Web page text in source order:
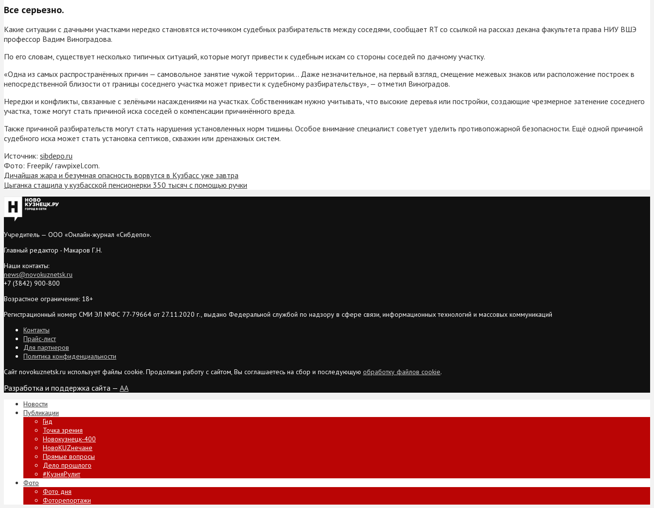
Все серьезно.
Какие ситуации с дачными участками нередко становятся источником судебных разбирательств между соседями, сообщает RT со ссылкой на рассказ декана факультета права НИУ ВШЭ
профессор Вадим Виноградова.
По его словам, существует несколько типичных ситуаций, которые могут привести к судебным искам со стороны соседей по дачному участку.
«Одна из самых распространённых причин — самовольное занятие чужой территории… Даже незначительное, на первый взгляд, смещение межевых знаков или расположение построек в
непосредственной близости от границы соседнего участка может привести к судебному разбирательству», — отметил Виноградов.
Нередки и конфликты, связанные с зелёными насаждениями на участках. Собственникам нужно учитывать, что высокие деревья или постройки, создающие чрезмерное затенение соседнего
участка, тоже могут стать причиной иска соседей о компенсации причинённого вреда.
Также причиной разбирательств могут стать нарушения установленных норм тишины. Особое внимание специалист советует уделить противопожарной безопасности. Ещё одной причиной
судебного иска может стать установка септиков, скважин или дренажных систем.
Источник: sibdepo.ru
Фото: Freepik/ rawpixel.com.
Дичайшая жара и безумная опасность ворвутся в Кузбасс уже завтра
Цыганка стащила у кузбасской пенсионерки 350 тысяч с помощью ручки
Учредитель — ООО «Онлайн-журнал «Сибдепо».
Главный редактор - Макаров Г.Н.
Наши контакты:
news@novokuznetsk.ru
+7 (3842) 900-800
Возрастное ограничение: 18+
Регистрационный номер СМИ ЭЛ №ФС 77-79664 от 27.11.2020 г., выдано Федеральной службой по надзору в сфере связи, информационных технологий и массовых коммуникаций
Контакты
Прайс-лист
Для партнеров
Политика конфиденциальности
Сайт novokuznetsk.ru использует файлы cookie. Продолжая работу с сайтом, Вы соглашаетесь на сбор и последующую обработку файлов cookie.
Разработка и поддержка сайта — AA
Новости
Публикации
Гид
Точка зрения
Новокузнецк-400
НовоKUZнечане
Прямые вопросы
Дело прошлого
#КузняРулит
Фото
Фото дня
Фоторепортажи